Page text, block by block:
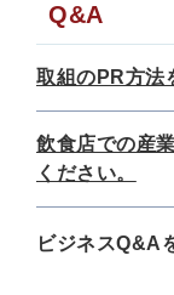
Q&A
取組のPR方法
飲食店での産
ください。
ビジネスQ&A